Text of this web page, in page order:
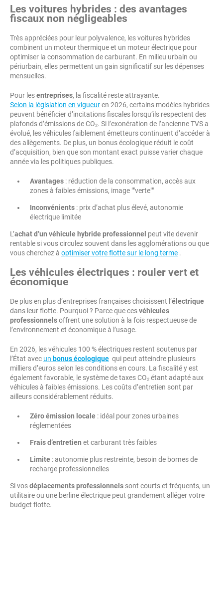
Les voitures hybrides : des avantages
fiscaux non négligeables
Très appréciées pour leur polyvalence, les voitures hybrides
combinent un moteur thermique et un moteur électrique pour
optimiser la consommation de carburant. En milieu urbain ou
périurbain, elles permettent un gain significatif sur les dépenses
mensuelles.
Pour lesentreprises, la fiscalité reste attrayante.
Selon la législation en vigueuren 2026, certains modèles hybrides
peuvent bénéficier d’incitations fiscales lorsqu’ils respectent des
plafonds d’émissions de CO₂. Si l’exonération de l’ancienne TVS a
évolué, les véhicules faiblement émetteurs continuent d’accéder à
des allègements. De plus, un bonus écologique réduit le coût
d’acquisition, bien que son montant exact puisse varier chaque
année via les politiques publiques.
Avantages : réduction de la consommation, accès aux
zones à faibles émissions, image ""verte""
Inconvénients : prix d’achat plus élevé, autonomie
électrique limitée
L’achat d’un véhicule hybride professionnel peut vite devenir
rentable si vous circulez souvent dans les agglomérations ou que
vous cherchez à optimiser votre flotte sur le long terme .
Les véhicules électriques : rouler vert et
économique
De plus en plus d’entreprises françaises choisissent l’électrique
dans leur flotte. Pourquoi ? Parce que cesvéhicules
professionnelsoffrent une solution à la fois respectueuse de
l’environnement et économique à l’usage.
En 2026, les véhicules 100 % électriques restent soutenus par
l’État avec un bonus écologique qui peut atteindre plusieurs
milliers d’euros selon les conditions en cours. La fiscalité y est
également favorable, le système de taxes CO₂ étant adapté aux
véhicules à faibles émissions. Les coûts d’entretien sont par
ailleurs considérablement réduits.
Zéro émission locale : idéal pour zones urbaines
réglementées
Frais d’entretien et carburant très faibles
Limite : autonomie plus restreinte, besoin de bornes de
recharge professionnelles
Si vosdéplacements professionnels sont courts et fréquents, un
utilitaire ou une berline électrique peut grandement alléger votre
budget flotte.